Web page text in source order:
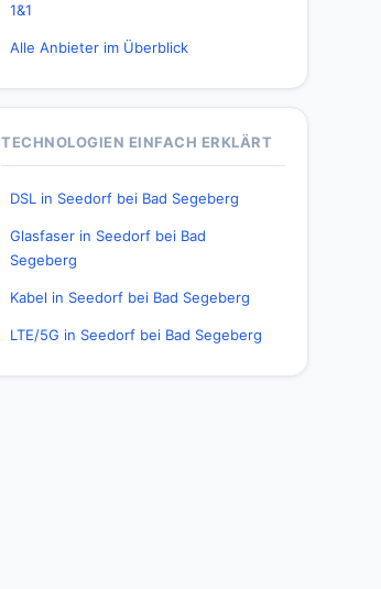
1&1
Alle Anbieter im Überblick
TECHNOLOGIEN EINFACH ERKLÄRT
DSL in Seedorf bei Bad Segeberg
Glasfaser in Seedorf bei Bad
Segeberg
Kabel in Seedorf bei Bad Segeberg
LTE/5G in Seedorf bei Bad Segeberg